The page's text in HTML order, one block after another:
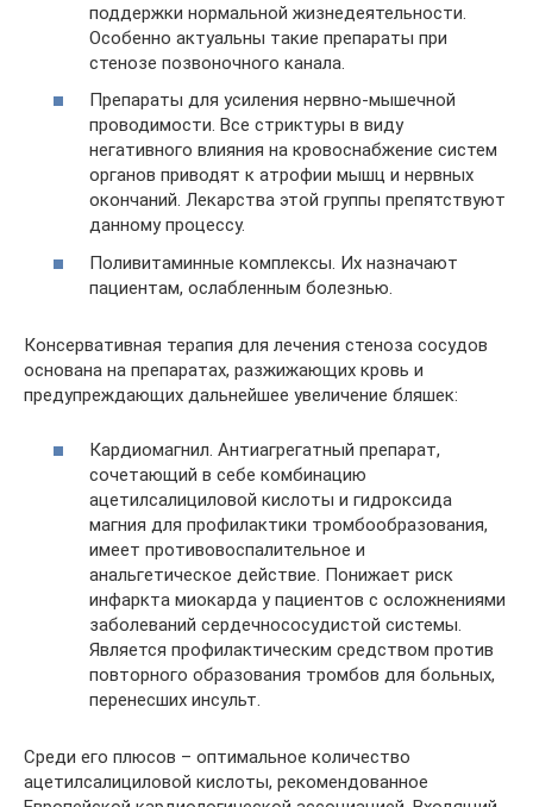
поддержки нормальной жизнедеятельности.
Особенно актуальны такие препараты при
стенозе позвоночного канала.
Препараты для усиления нервно-мышечной
проводимости. Все стриктуры в виду
негативного влияния на кровоснабжение систем
органов приводят к атрофии мышц и нервных
окончаний. Лекарства этой группы препятствуют
данному процессу.
Поливитаминные комплексы. Их назначают
пациентам, ослабленным болезнью.
Консервативная терапия для лечения стеноза сосудов
основана на препаратах, разжижающих кровь и
предупреждающих дальнейшее увеличение бляшек:
Кардиомагнил. Антиагрегатный препарат,
сочетающий в себе комбинацию
ацетилсалициловой кислоты и гидроксида
магния для профилактики тромбообразования,
имеет противовоспалительное и
анальгетическое действие. Понижает риск
инфаркта миокарда у пациентов с осложнениями
заболеваний сердечнососудистой системы.
Является профилактическим средством против
повторного образования тромбов для больных,
перенесших инсульт.
Среди его плюсов – оптимальное количество
ацетилсалициловой кислоты, рекомендованное